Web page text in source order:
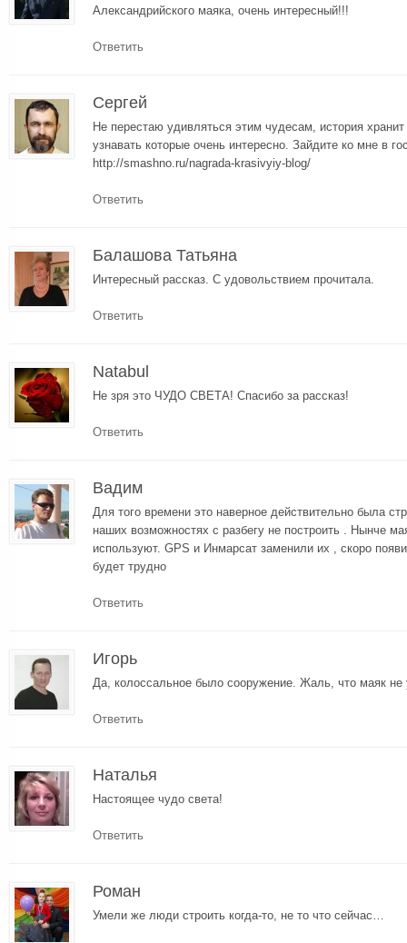
Александрийского маяка, очень интересный!!!
Ответить
Сергей
Не перестаю удивляться этим чудесам, история
узнавать которые очень интересно. Зайдите ко мне в
http://smashno.ru/nagrada-krasivyiy-blog/
Ответить
Балашова Татьяна
Интересный рассказ. С удовольствием прочитала.
Ответить
Natabul
Не зря это ЧУДО СВЕТА! Спасибо за рассказ!
Ответить
Вадим
Для того времени это наверное действительно была
наших возможностях с разбегу не построить . Нынче
используют. GPS и Инмарсат заменили их , скоро
будет трудно
Ответить
Игорь
Да, колоссальное было сооружение. Жаль, что маяк не
Ответить
Наталья
Настоящее чудо света!
Ответить
Роман
Умели же люди строить когда-то, не то что сейчас…